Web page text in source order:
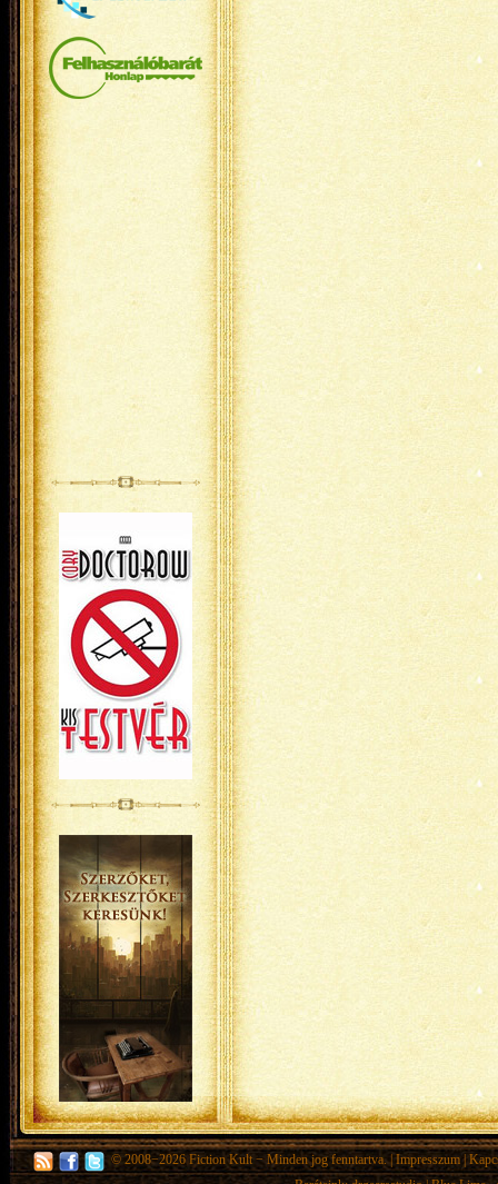
© 2008−2026 Fiction Kult − Minden jog fenntartva. | Impresszum|